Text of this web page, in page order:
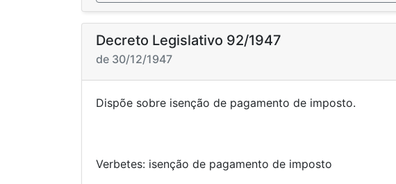
Decreto Legislativo 92/1947
de 30/12/1947
Dispõe sobre isenção de pagamento de
Verbetes: isenção de pagamento de